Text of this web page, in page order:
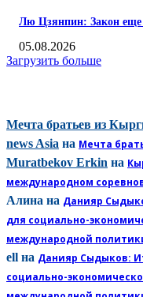
Лю Цзянпин: Закон еще
05.08.2026
Загрузить больше
Мечта братьев из
news Asia на Мечта
Muratbekov Erkin на
международном
Алина на Данияр
для социально-
международной
ell на Данияр Сыдыков:
социально-